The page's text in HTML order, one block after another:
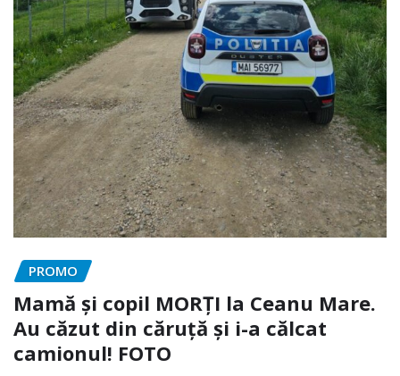
PROMO
Mamă și copil MORȚI la Ceanu Mare.
Au căzut din căruță și i-a călcat
camionul! FOTO